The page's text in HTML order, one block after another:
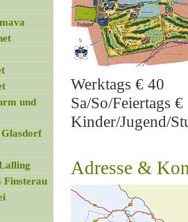
und
Finsterau
Werktags € 40
Sa/So/Feiertags €
Kinder/Jugend/
Adresse &